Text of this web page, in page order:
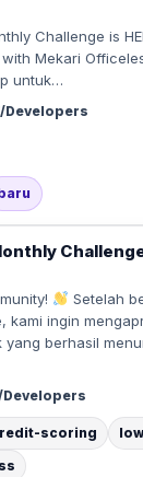
Challenge is
with Mekari
untuk…
Developers
Setelah
kami ingin
yang berhasil
Developers
scoring